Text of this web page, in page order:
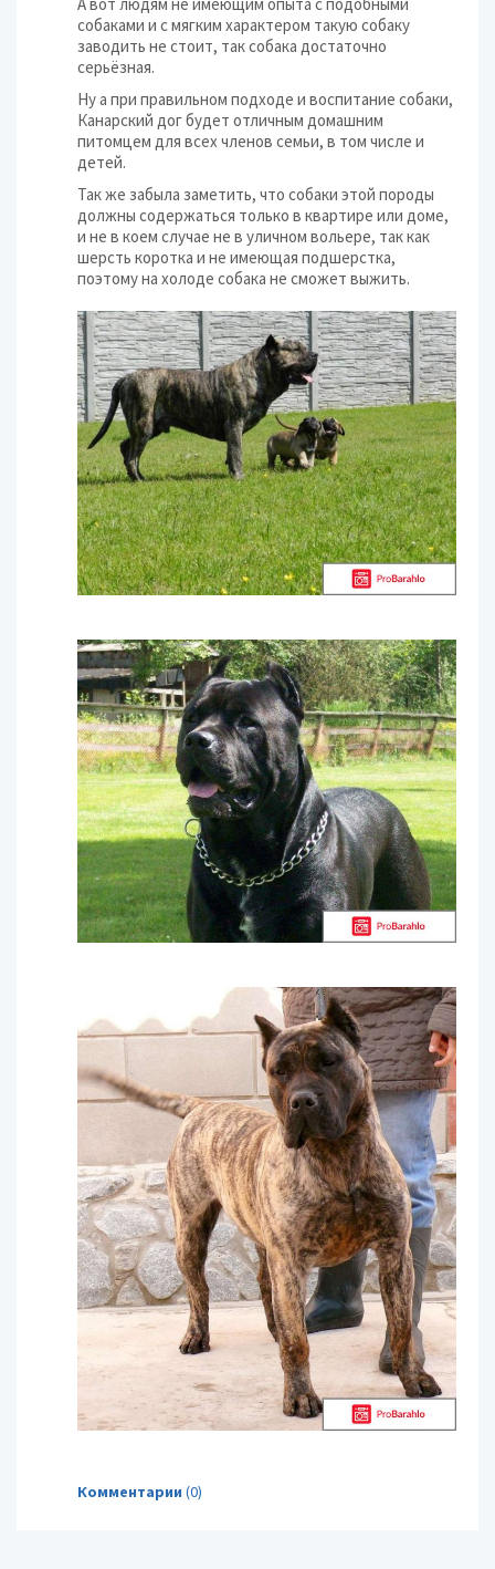
собаками и с мягким характером такую собаку
заводить не стоит, так собака достаточно
серьёзная.
Ну а при правильном подходе и воспитание собаки,
Канарский дог будет отличным домашним
питомцем для всех членов семьи, в том числе и
детей.
Так же забыла заметить, что собаки этой породы
должны содержаться только в квартире или доме,
и не в коем случае не в уличном вольере, так как
шерсть коротка и не имеющая подшерстка,
поэтому на холоде собака не сможет выжить.
Комментарии (0)